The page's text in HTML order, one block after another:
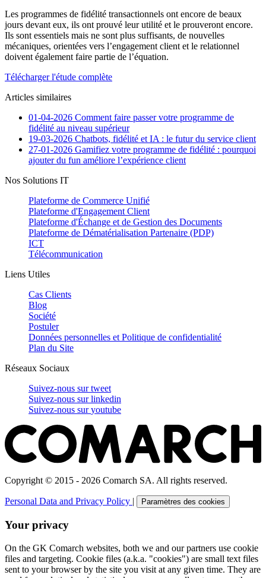
Les programmes de fidélité transactionnels ont encore de beaux
jours devant eux, ils ont prouvé leur utilité et le prouveront encore.
Ils sont essentiels mais ne sont plus suffisants, de nouvelles
mécaniques, orientées vers l’engagement client et le relationnel
doivent également faire partie de l’équation.
Télécharger l'étude complète
Articles similaires
01-04-2026 Comment faire passer votre programme de
fidélité au niveau supérieur
19-03-2026 Chatbots, fidélité et IA : le futur du service client
27-01-2026 Gamifiez votre programme de fidélité : pourquoi
ajouter du fun améliore l’expérience client
Nos Solutions IT
Plateforme de Commerce Unifié
Plateforme d'Engagement Client
Plateforme d'Échange et de Gestion des Documents
Plateforme de Dématérialisation Partenaire (PDP)
ICT
Télécommunication
Liens Utiles
Cas Clients
Blog
Société
Postuler
Données personnelles et Politique de confidentialité
Plan du Site
Réseaux Sociaux
Suivez-nous surtweet
Suivez-nous surlinkedin
Suivez-nous suryoutube
Copyright © 2015 - 2026 Comarch SA. All rights reserved.
Personal Data and Privacy Policy | Paramètres des cookies
Your privacy
On the GK Comarch websites, both we and our partners use cookie
files and targeting. Cookie files (a.k.a. "cookies") are small text files
sent to your browser by the site you visit at any given time. They are